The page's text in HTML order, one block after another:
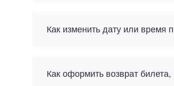
Как изменить дату или время
Как оформить возврат